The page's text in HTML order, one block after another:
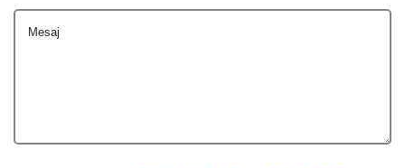
Mesaj